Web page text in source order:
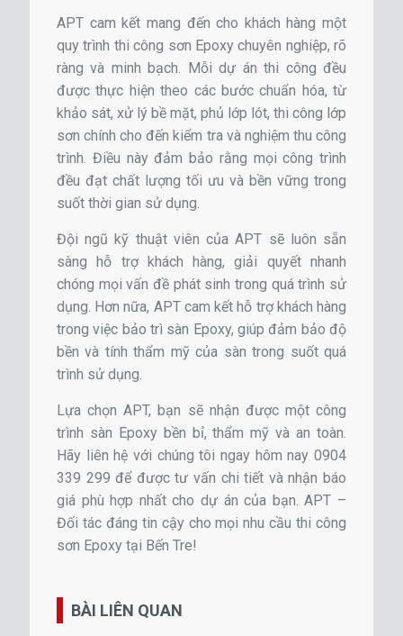
APT cam kết mang đến cho khách hàng một
quy trình thi công sơn Epoxy chuyên nghiệp, rõ
ràng và minh bạch. Mỗi dự án thi công đều
được thực hiện theo các bước chuẩn hóa, từ
khảo sát, xử lý bề mặt, phủ lớp lót, thi công lớp
sơn chính cho đến kiểm tra và nghiệm thu công
trình. Điều này đảm bảo rằng mọi công trình
đều đạt chất lượng tối ưu và bền vững trong
suốt thời gian sử dụng.
Đội ngũ kỹ thuật viên của APT sẽ luôn sẵn
sàng hỗ trợ khách hàng, giải quyết nhanh
chóng mọi vấn đề phát sinh trong quá trình sử
dụng. Hơn nữa, APT cam kết hỗ trợ khách hàng
trong việc bảo trì sàn Epoxy, giúp đảm bảo độ
bền và tính thẩm mỹ của sàn trong suốt quá
trình sử dụng.
Lựa chọn APT, bạn sẽ nhận được một công
trình sàn Epoxy bền bỉ, thẩm mỹ và an toàn.
Hãy liên hệ với chúng tôi ngay hôm nay 0904
339 299 để được tư vấn chi tiết và nhận báo
giá phù hợp nhất cho dự án của bạn. APT –
Đối tác đáng tin cậy cho mọi nhu cầu thi công
sơn Epoxy tại Bến Tre!
BÀI LIÊN QUAN